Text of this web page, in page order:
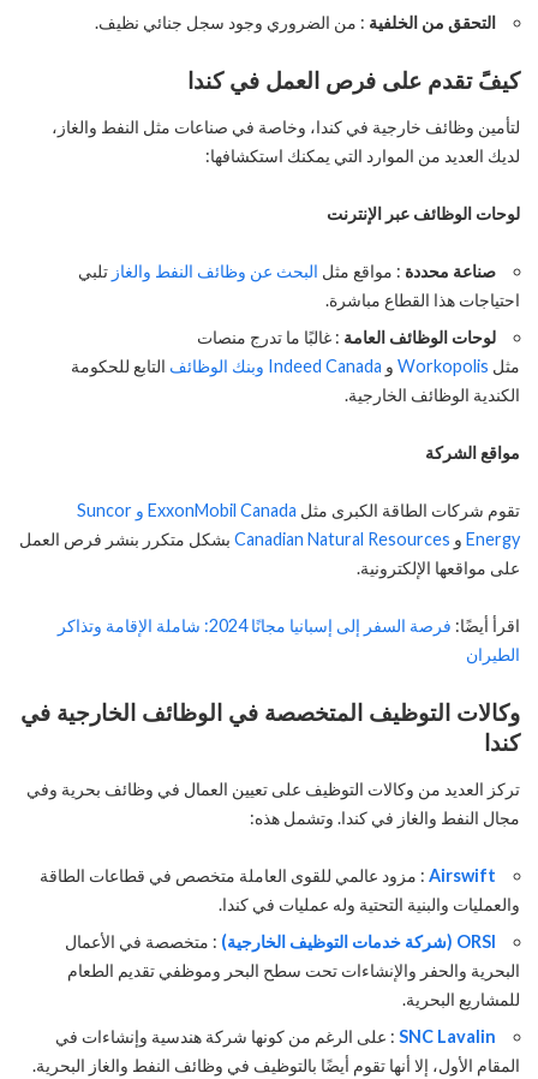
التحقق من الخلفية : من الضروري وجود سجل جنائي نظيف.
كيفًَ تقدم على فرص العمل في كندا
لتأمين وظائف خارجية في كندا، وخاصة في صناعات مثل النفط والغاز،
لديك العديد من الموارد التي يمكنك استكشافها:
لوحات الوظائف عبر الإنترنت
صناعة محددة : مواقع مثل البحث عن وظائف النفط والغاز تلبي
احتياجات هذا القطاع مباشرة.
لوحات الوظائف العامة : غالبًا ما تدرج منصات
مثل Workopolis و Indeed Canada وبنك الوظائف التابع للحكومة
الكندية الوظائف الخارجية.
مواقع الشركة
تقوم شركات الطاقة الكبرى مثل ExxonMobil Canada و
Suncor
Energy و Canadian Natural Resources بشكل متكرر بنشر فرص العمل
على مواقعها الإلكترونية.
اقرأ أيضًا:
فرصة السفر إلى إسبانيا مجانًا 2024: شاملة الإقامة وتذاكر
الطيران
وكالات التوظيف المتخصصة في الوظائف الخارجية في
كندا
تركز العديد من وكالات التوظيف على تعيين العمال في وظائف بحرية وفي
مجال النفط والغاز في كندا. وتشمل هذه:
Airswift : مزود عالمي للقوى العاملة متخصص في قطاعات الطاقة
والعمليات والبنية التحتية وله عمليات في كندا.
ORSI (شركة خدمات التوظيف الخارجية)
: متخصصة في الأعمال
البحرية والحفر والإنشاءات تحت سطح البحر وموظفي تقديم الطعام
للمشاريع البحرية.
SNC Lavalin : على الرغم من كونها شركة هندسية وإنشاءات في
المقام الأول، إلا أنها تقوم أيضًا بالتوظيف في وظائف النفط والغاز البحرية.